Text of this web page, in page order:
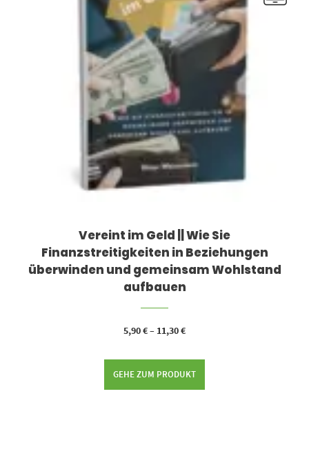
Vereint im Geld || Wie Sie
Finanzstreitigkeiten in Beziehungen
überwinden und gemeinsam Wohlstand
aufbauen
5,90€– 11,30€
GEHE ZUM PRODUKT